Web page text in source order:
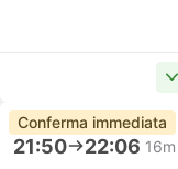
Conferma immediata
21:50 22:06 16m